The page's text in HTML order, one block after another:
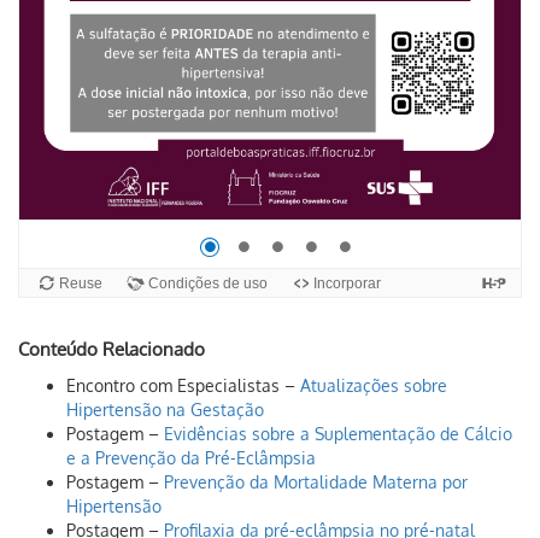
Conteúdo Relacionado
Encontro com Especialistas – Atualizações sobre
Hipertensão na Gestação
Postagem – Evidências sobre a Suplementação de Cálcio
e a Prevenção da Pré-Eclâmpsia
Postagem – Prevenção da Mortalidade Materna por
Hipertensão
Postagem – Profilaxia da pré-eclâmpsia no pré-natal